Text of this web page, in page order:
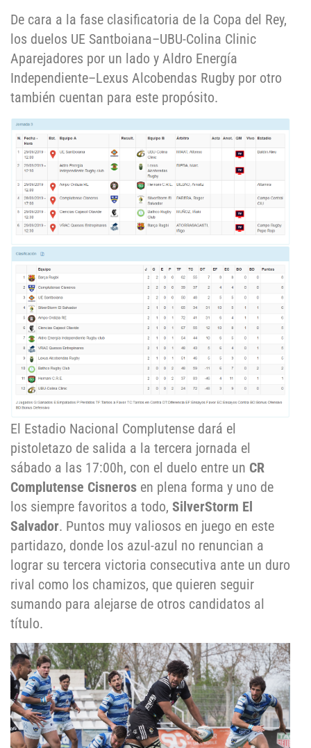
De cara a la fase clasificatoria de la Copa del Rey,
los duelos UE Santboiana–UBU-Colina Clinic
Aparejadores por un lado y Aldro Energía
Independiente–Lexus Alcobendas Rugby por otro
también cuentan para este propósito.
El Estadio Nacional Complutense dará el
pistoletazo de salida a la tercera jornada el
sábado a las 17:00h, con el duelo entre un CR
Complutense Cisneros en plena forma y uno de
los siempre favoritos a todo, SilverStorm El
Salvador. Puntos muy valiosos en juego en este
partidazo, donde los azul-azul no renuncian a
lograr su tercera victoria consecutiva ante un duro
rival como los chamizos, que quieren seguir
sumando para alejarse de otros candidatos al
título.